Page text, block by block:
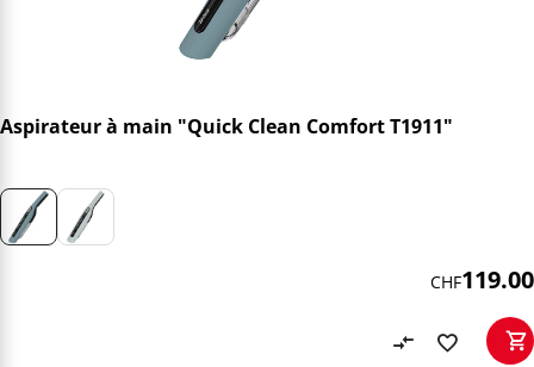
Aspirateur à main "Quick Clean Comfort T1911"
CHF119.00